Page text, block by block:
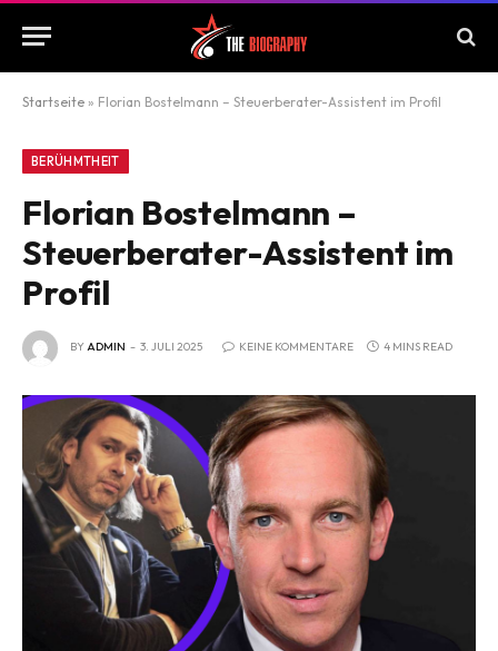
Startseite » Florian Bostelmann – Steuerberater-Assistent im Profil
BERÜHMTHEIT
Florian Bostelmann –
Steuerberater-Assistent im
Profil
BYADMIN 3. JULI 2025 KEINE KOMMENTARE 4 MINS READ